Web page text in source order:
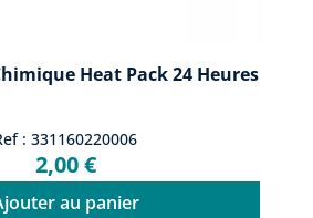
Heat Pack 24 Heures
: 331160220006
2,00 €
au panier